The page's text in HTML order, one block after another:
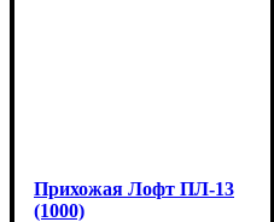
Прихожая Лофт ПЛ-13
(1000)